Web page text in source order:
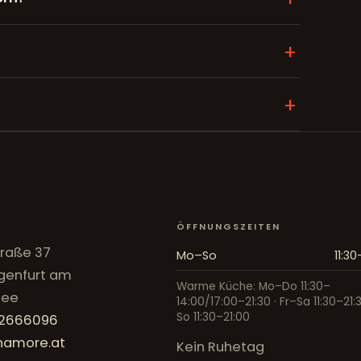
37
am
ÖFFNUNGSZEITEN
Mo–So
Warme Küche: Mo–Do 11:30–
14:00/17:00–21:30 · Fr–Sa
So 11:30–21:00
Kein Ruhetag